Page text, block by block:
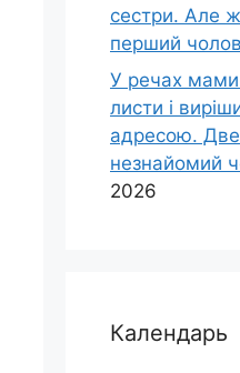
сестри. Але
перший
У речах мами
листи і
адресою.
незнайомий
2026
Календарь